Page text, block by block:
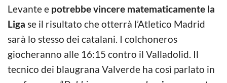
Levante e potrebbe vincere matematicamente la
Liga se il risultato che otterrà l’Atletico Madrid
sarà lo stesso dei catalani. I colchoneros
giocheranno alle 16:15 contro il Valladolid. Il
tecnico dei blaugrana Valverde ha così parlato in